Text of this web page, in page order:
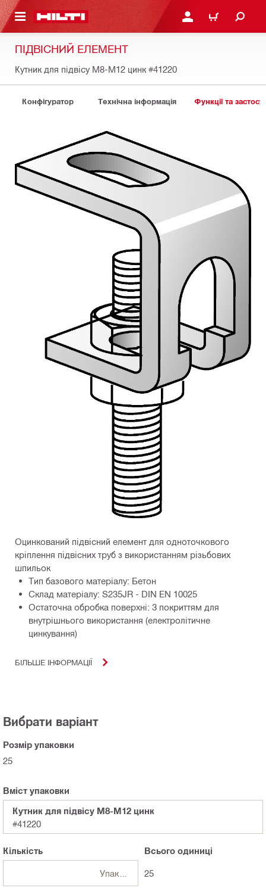
ЗМІСТУ УВІЙТИ АБО
КОШИК
ПІДВІСНИЙ ЕЛЕМЕНТ
Кутник для підвісу M8-M12 цинк #41220
Конфігуратор Технічна інформація Функції та
Оцинкований підвісний елемент для одноточкового
кріплення підвісних труб з використанням різьбових
шпильок
Тип базового матеріалу: Бетон
Склад матеріалу: S235JR - DIN EN 10025
Остаточна обробка поверхні: З покриттям для
внутрішнього використання (електролітичне
цинкування)
БІЛЬШЕ ІНФОРМАЦІЇ
Вибрати варіант
Розмір упаковки
25
Вміст упаковки
Кутник для підвісу M8-M12 цинк
#41220
Кількість
Упаковки
Всьогоодиниці
25